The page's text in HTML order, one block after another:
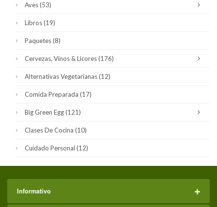
Aves(53)
Libros(19)
Paquetes(8)
Cervezas, Vinos & Licores(176)
Alternativas Vegetarianas(12)
Comida Preparada (17)
Big Green Egg(121)
Clases De Cocina (10)
Cuidado Personal (12)
Informativo